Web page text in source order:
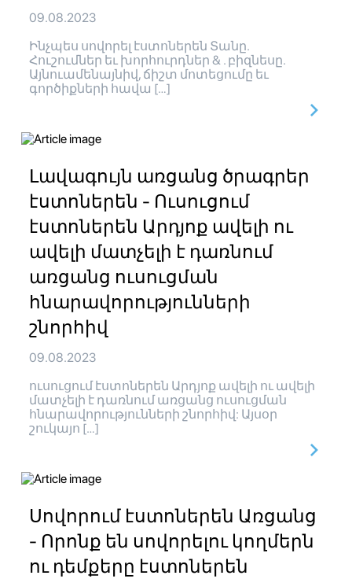
09.08.2023
Ինչպես սովորել էստոներեն Տանը.
Հուշումներ եւ խորհուրդներ & . բիզնեսը.
Այնուամենայնիվ, ճիշտ մոտեցումը եւ
գործիքների հավա […]
Լավագույն առցանց ծրագրեր
էստոներեն - Ուսուցում
էստոներեն Արդյոք ավելի ու
ավելի մատչելի է դառնում
առցանց ուսուցման
հնարավորությունների
շնորհիվ
09.08.2023
ուսուցում էստոներեն Արդյոք ավելի ու ավելի
մատչելի է դառնում առցանց ուսուցման
հնարավորությունների շնորհիվ: Այսօր
շուկայո […]
Սովորում էստոներեն Առցանց
- Որոնք են սովորելու կողմերն
ու դեմքերը էստոներեն